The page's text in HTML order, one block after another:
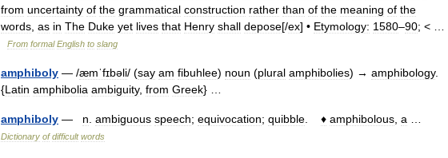
from uncertainty of the grammatical construction rather than of the meaning of the
words as in The Duke yet lives that Henry shall depose[/ex] • Etymology: 1580–90; < …
From formal English to slang
amphiboly — /æmˈfɪbəli/ (say am fibuhlee) noun (plural amphibolies) → amphibology.
{Latin amphibolia ambiguity, from Greek} …
amphiboly — n ambiguous speech; equivocation; quibble ♦ amphibolous a
Dictionary of difficult words